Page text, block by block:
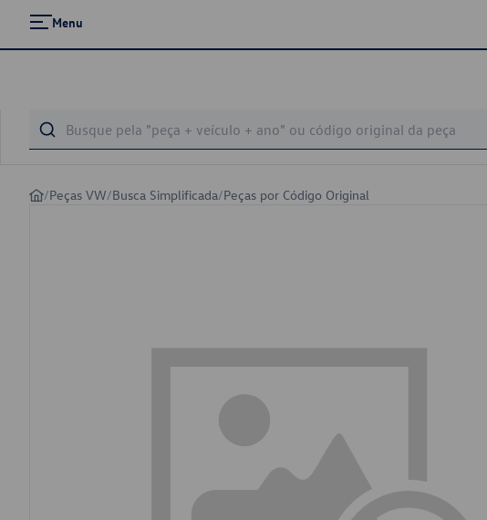
Menu
/Peças VW/Busca Simplificada/Peças por Código Original